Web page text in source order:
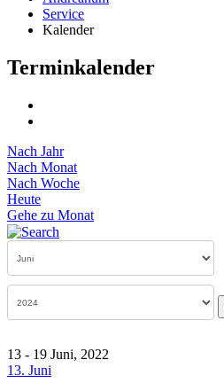
Service
Kalender
Terminkalender
Nach Jahr
Nach Monat
Nach Woche
Heute
Gehe zu Monat
13 - 19 Juni, 2022
13. Juni